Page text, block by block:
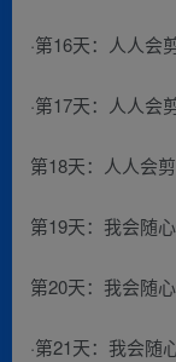
·第16天：人人会
·第17天：人人会
第18天：人人会
第19天：我会随
第20天：我会随
·第21天：我会随